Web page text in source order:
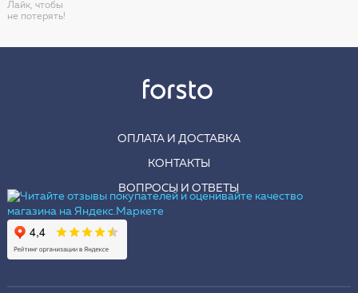
Лайк, чтобы
не потерять!
ОПЛАТА И ДОСТАВКА
КОНТАКТЫ
ВОПРОСЫ И ОТВЕТЫ